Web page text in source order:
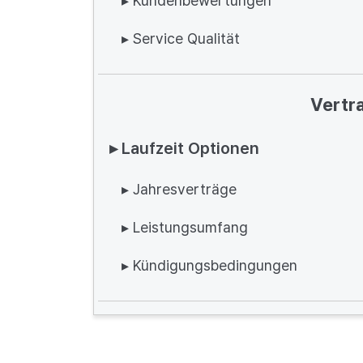
▸ Service Qualität
▸ Laufzeit Optionen
▸ Jahresverträge
▸ Leistungsumfang
▸ Kündigungsbedingungen